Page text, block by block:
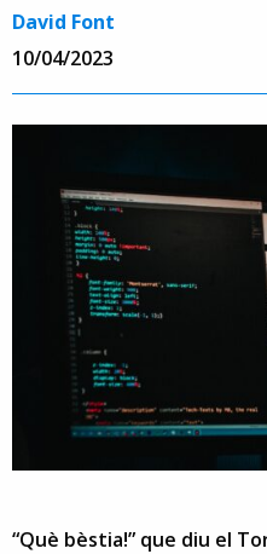
David Font
10/04/2023
“Què bèstia!” que diu el